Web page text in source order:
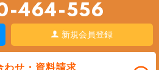
464-556
新規会員登録
わせ・資料請求